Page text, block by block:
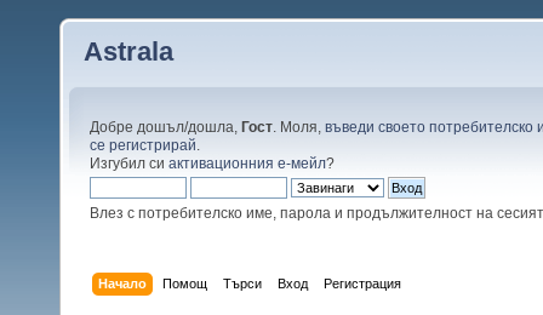
Astrala
Добре дошъл/дошла, Гост . Моля, въведи своето потребителско
се регистрирай
Изгубил си активационния е-мейл?
Влез с потребителско име, парола и продължителност на
Начало Помощ Търси Вход Регистрация